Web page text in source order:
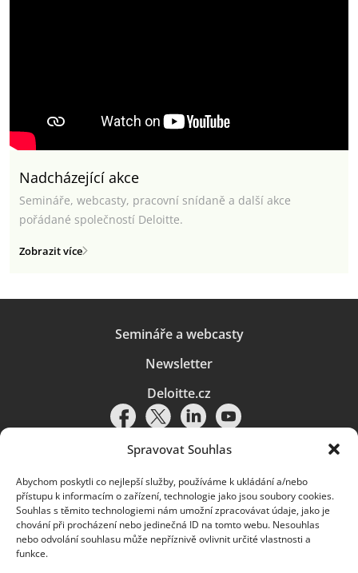
Spravovat Souhlas
Abychom poskytli co nejlepší služby, používáme k ukládání a/nebo
přístupu k informacím o zařízení, technologie jako jsou soubory cookies.
Souhlas s těmito technologiemi nám umožní zpracovávat údaje, jako je
chování při procházení nebo jedinečná ID na tomto webu. Nesouhlas
nebo odvolání souhlasu může nepříznivě ovlivnit určité vlastnosti a
funkce.
Nadcházející akce
Semináře, webcasty, pracovní snídaně a další akce
pořádané společností Deloitte.
Zobrazit více
Semináře a webcasty
Newsletter
Deloitte.cz
Pravidla používání|Ochrana osobních údajů|Soubory cookies |
Deloitte.cz
© 2026. Více informací najdete vPravidlech používání.
Deloitte označuje jednu či více společností globální sítě členských